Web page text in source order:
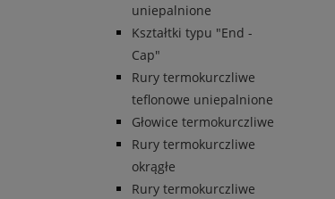
uniepalnione
Kształtki typu "End -
Cap"
Rury termokurczliwe
teflonowe uniepalnione
Głowice termokurczliwe
Rury termokurczliwe
okrągłe
Rury termokurczliwe